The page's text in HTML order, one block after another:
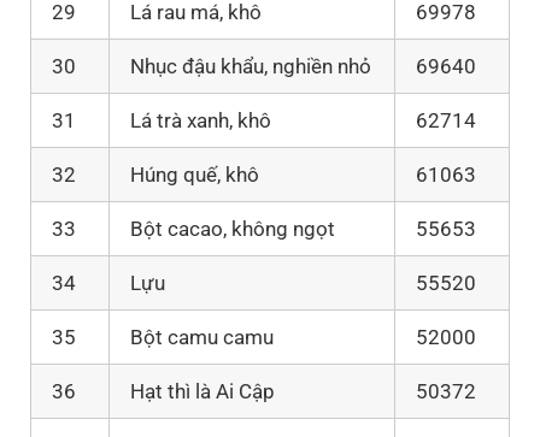
29 Lá rau má, khô 69978
30 Nhục đậu khẩu, nghiền nhỏ 69640
31 Lá trà xanh, khô 62714
32 Húng quế, khô 61063
33 Bột cacao, không ngọt 55653
34 Lựu 55520
35 Bột camu camu 52000
36 Hạt thì là Ai Cập 50372